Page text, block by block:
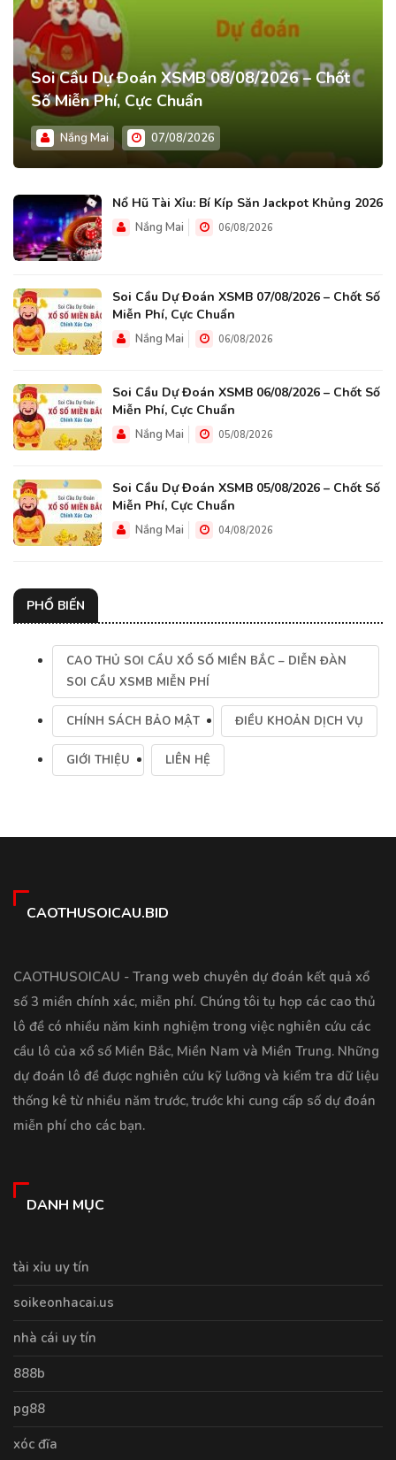
Soi Cầu Dự Đoán XSMB 08/08/2026 – Chốt
Số Miễn Phí, Cực Chuẩn
Nắng Mai 07/08/2026
Nổ Hũ Tài Xỉu: Bí Kíp Săn Jackpot Khủng 2026
Nắng Mai 06/08/2026
Soi Cầu Dự Đoán XSMB 07/08/2026 – Chốt Số
Miễn Phí, Cực Chuẩn
Nắng Mai 06/08/2026
Soi Cầu Dự Đoán XSMB 06/08/2026 – Chốt Số
Miễn Phí, Cực Chuẩn
Nắng Mai 05/08/2026
Soi Cầu Dự Đoán XSMB 05/08/2026 – Chốt Số
Miễn Phí, Cực Chuẩn
Nắng Mai 04/08/2026
PHỔ BIẾN
CAO THỦ SOI CẦU XỔ SỐ MIỀN BẮC – DIỄN ĐÀN
SOI CẦU XSMB MIỄN PHÍ
CHÍNH SÁCH BẢO MẬT ĐIỀU KHOẢN DỊCH VỤ
GIỚI THIỆU LIÊN HỆ
CAOTHUSOICAU.BID
CAOTHUSOICAU - Trang web chuyên dự đoán kết quả xổ
số 3 miền chính xác, miễn phí. Chúng tôi tụ họp các cao thủ
lô đề có nhiều năm kinh nghiệm trong việc nghiên cứu các
cầu lô của xổ số Miền Bắc, Miền Nam và Miền Trung. Những
dự đoán lô đề được nghiên cứu kỹ lưỡng và kiểm tra dữ liệu
thống kê từ nhiều năm trước, trước khi cung cấp số dự đoán
miễn phí cho các bạn.
DANH MỤC
tài xỉu uy tín
soikeonhacai.us
nhà cái uy tín
888b
pg88
xóc đĩa